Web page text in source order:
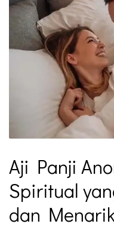
Aji Panji
Spiritual
dan